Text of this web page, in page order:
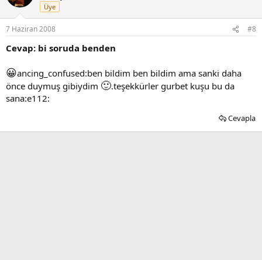
Üye
7 Haziran 2008 #8
Cevap: bi soruda benden
😀ancing_confused:ben bildim ben bildim ama sanki daha
önce duymuş gibiydim 🙂.teşekkürler gurbet kuşu bu da
sana:e112:
Cevapla